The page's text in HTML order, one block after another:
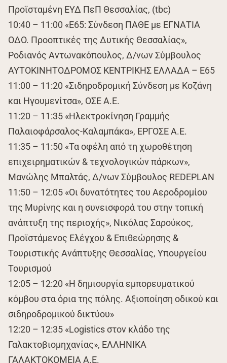
Προϊσταμένη ΕΥΔ ΠεΠ Θεσσαλίας, (tbc)
10:40 – 11:00 «Ε65: Σύνδεση ΠΑΘΕ με ΕΓΝΑΤΙΑ
ΟΔΟ. Προοπτικές της Δυτικής Θεσσαλίας»,
Ροδιανός Αντωνακόπουλος, Δ/νων Σύμβουλος
ΑΥΤΟΚΙΝΗΤΟΔΡΟΜΟΣ ΚΕΝΤΡΙΚΗΣ ΕΛΛΑΔΑ – Ε65
11:00 – 11:20 «Σιδηροδρομική Σύνδεση με Κοζάνη
και Ηγουμενίτσα», ΟΣΕ Α.Ε.
11:20 – 11:35 «Ηλεκτροκίνηση Γραμμής
Παλαιοφάρσαλος-Καλαμπάκα», ΕΡΓΟΣΕ Α.Ε.
11:35 – 11:50 «Τα οφέλη από τη χωροθέτηση
επιχειρηματικών & τεχνολογικών πάρκων»,
Μανώλης Μπαλτάς, Δ/νων Σύμβουλος REDEPLAN
11:50 – 12:05 «Οι δυνατότητες του Αεροδρομίου
της Μυρίνης και η συνεισφορά του στην τοπική
ανάπτυξη της περιοχής», Νικόλας Σαρούκος,
Προϊστάμενος Ελέγχου & Επιθεώρησης &
Τουριστικής Ανάπτυξης Θεσσαλίας, Υπουργείου
Τουρισμού
12:05 – 12:20 «Η δημιουργία εμπορευματικού
κόμβου στα όρια της πόλης. Αξιοποίηση οδικού και
σιδηροδρομικού δικτύου»
12:20 – 12:35 «Logistics στον κλάδο της
Γαλακτοβιομηχανίας», ΕΛΛΗΝΙΚΑ
ΓΑΛΑΚΤΟΚΟΜΕΙΑ Α.Ε.